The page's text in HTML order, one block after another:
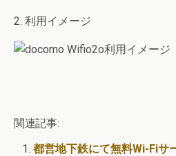
2. 利用イメージ
関連記事:
都営地下鉄にて無料Wi-Fiサ